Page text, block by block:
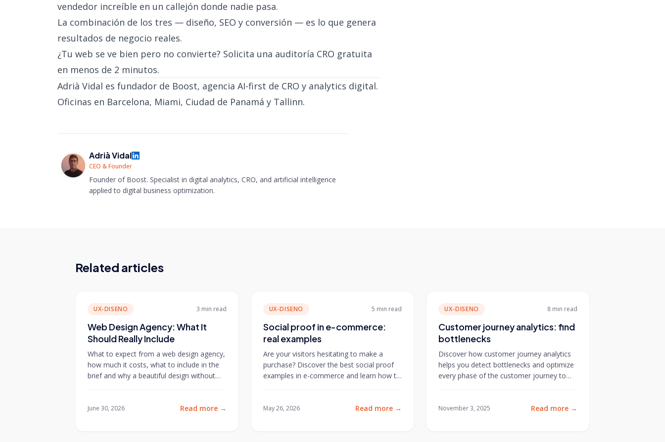
vendedor increíble en un callejón donde nadie pasa.
La combinación de los tres — diseño, SEO y conversión — es lo que genera
resultados de negocio reales.
¿Tu web se ve bien pero no convierte? Solicita una auditoría CRO gratuita
en menos de 2 minutos.
Adrià Vidal es fundador de Boost, agencia AI-first de CRO y analytics digital.
Oficinas en Barcelona, Miami, Ciudad de Panamá y Tallinn.
Adrià Vidal
CEO & Founder
Founder of Boost. Specialist in digital analytics, CRO, and artificial intelligence
applied to digital business optimization.
Related articles
UX-DISENO 3 min read
Web Design Agency: What It
Should Really Include
What to expect from a web design agency,
how much it costs, what to include in the
brief and why a beautiful design without
June 30, 2026 Read more→
UX-DISENO 5 min read
Social proof in e-commerce:
real examples
Are your visitors hesitating to make a
purchase? Discover the best social proof
examples in e-commerce and learn how to
May 26, 2026 Read more →
UX-DISENO 8 min read
Customer journey analytics: find
bottlenecks
Discover how customer journey analytics
helps you detect bottlenecks and optimize
every phase of the customer journey to
November 3, 2025 Read more→